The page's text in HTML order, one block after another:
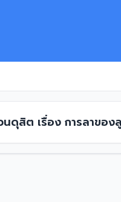
นดุสิต เรื่อง การลาข